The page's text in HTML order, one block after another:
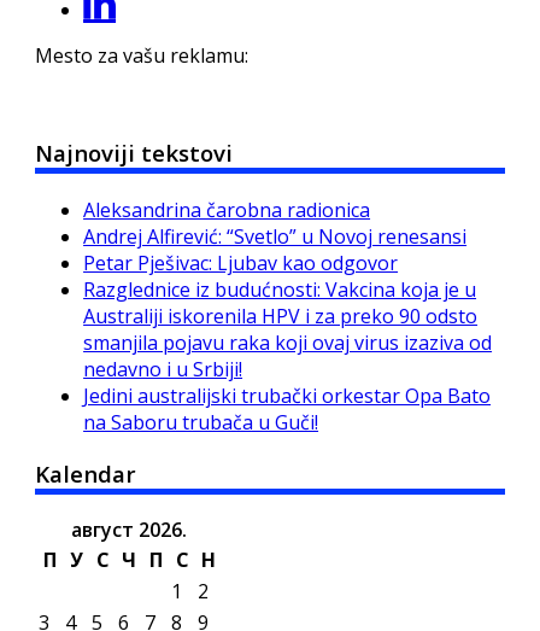
Mesto za vašu reklamu:
Najnoviji tekstovi
Aleksandrina čarobna radionica
Andrej Alfirević: “Svetlo” u Novoj renesansi
Petar Pješivac: Ljubav kao odgovor
Razglednice iz budućnosti: Vakcina koja je u
Australiji iskorenila HPV i za preko 90 odsto
smanjila pojavu raka koji ovaj virus izaziva od
nedavno i u Srbiji!
Jedini australijski trubački orkestar Opa Bato
na Saboru trubača u Guči!
Kalendar
август 2026.
П У С Ч П С Н
1
2
3
4 5 6 7 8 9